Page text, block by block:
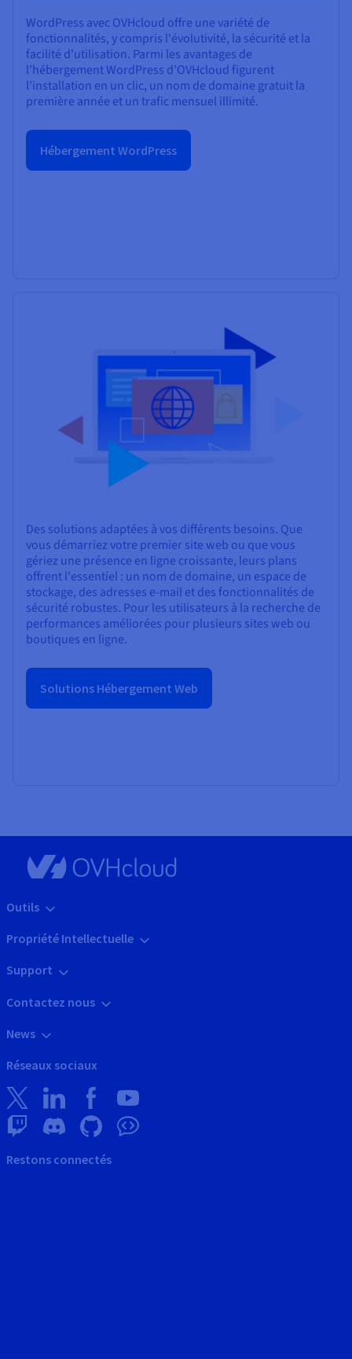
WordPress avec OVHcloud offre une variété de
fonctionnalités, y compris l'évolutivité, la sécurité et la
facilité d'utilisation. Parmi les avantages de
l’hébergement WordPress d’OVHcloud figurent
l’installation en un clic, un nom de domaine gratuit la
première année et un trafic mensuel illimité.
Hébergement WordPress
Des solutions adaptées à vos différents besoins. Que
vous démarriez votre premier site web ou que vous
gériez une présence en ligne croissante, leurs plans
offrent l'essentiel : un nom de domaine, un espace de
stockage, des adresses e-mail et des fonctionnalités de
sécurité robustes. Pour les utilisateurs à la recherche de
performances améliorées pour plusieurs sites web ou
boutiques en ligne.
Solutions Hébergement Web
Outils
Propriété Intellectuelle
Support
Contactez nous
News
Réseaux sociaux
Restons connectés